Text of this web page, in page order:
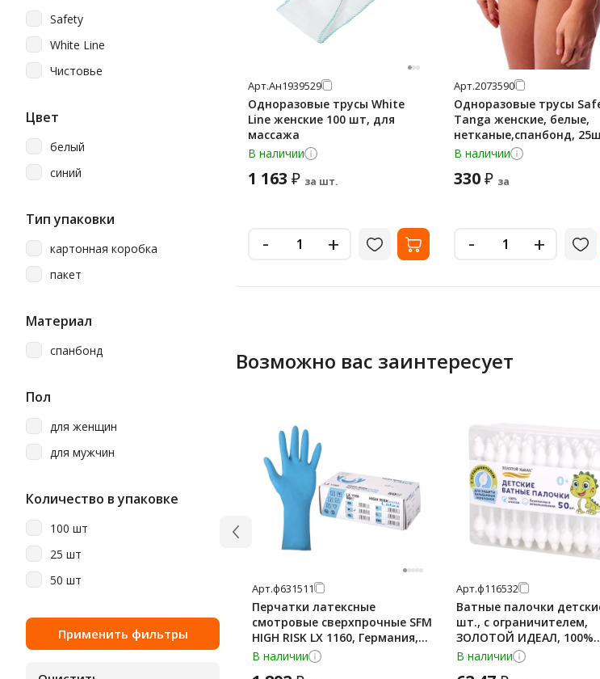
Safety
White Line
Чистовье
Цвет
белый
синий
Тип упаковки
картонная коробка
пакет
Материал
спанбонд
Пол
для женщин
для мужчин
Количество в упаковке
100 шт
25 шт
50 шт
Арт.Ан1939529
Одноразовые трусы White
Line женские 100 шт, для
массажа
В наличии
1 163 ₽ за шт.
- +
Арт.2073590
Одноразовые трусы
Tanga женские, белые,
нетканые,спанбонд,
В наличии
330₽ за
- +
Возможно вас заинтересует
Арт.ф631511
Перчатки латексные
смотровые сверхпрочные SFM
HIGH RISK LX 1160, Германия,
25 пар (50 штук), размер 7-8,
M (средний)
В наличии
Арт.ф116532
Ватные палочки
шт., с ограничителем,
ЗОЛОТОЙ ИДЕАЛ, 100%
хлопок, 116532
В наличии